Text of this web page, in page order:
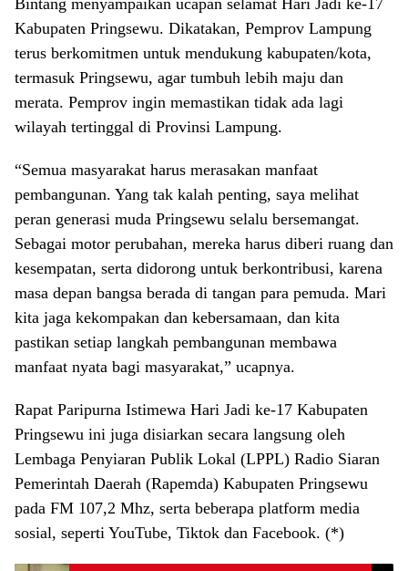
Kabupaten Pringsewu. Dikatakan, Pemprov Lampung
terus berkomitmen untuk mendukung kabupaten/kota,
termasuk Pringsewu, agar tumbuh lebih maju dan
merata. Pemprov ingin memastikan tidak ada lagi
wilayah tertinggal di Provinsi Lampung.
“Semua masyarakat harus merasakan manfaat
pembangunan. Yang tak kalah penting, saya melihat
peran generasi muda Pringsewu selalu bersemangat.
Sebagai motor perubahan, mereka harus diberi ruang dan
kesempatan, serta didorong untuk berkontribusi, karena
masa depan bangsa berada di tangan para pemuda. Mari
kita jaga kekompakan dan kebersamaan, dan kita
pastikan setiap langkah pembangunan membawa
manfaat nyata bagi masyarakat,” ucapnya.
Rapat Paripurna Istimewa Hari Jadi ke-17 Kabupaten
Pringsewu ini juga disiarkan secara langsung oleh
Lembaga Penyiaran Publik Lokal (LPPL) Radio Siaran
Pemerintah Daerah (Rapemda) Kabupaten Pringsewu
pada FM 107,2 Mhz, serta beberapa platform media
sosial, seperti YouTube, Tiktok dan Facebook. (*)